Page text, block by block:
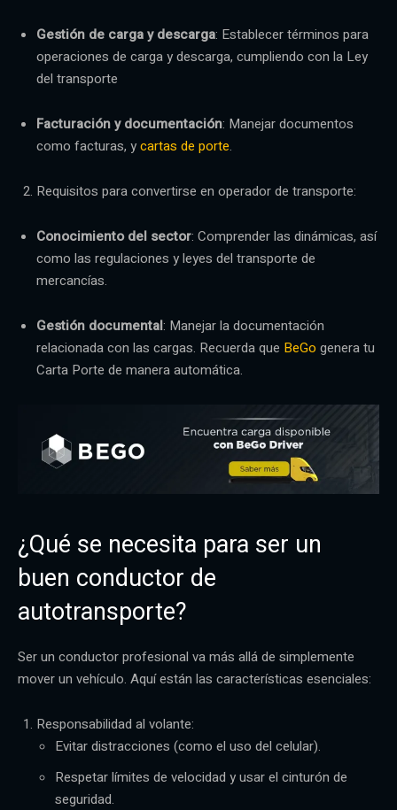
Gestión de carga y descarga: Establecer términos para
operaciones de carga y descarga, cumpliendo con la Ley
del transporte
Facturación y documentación: Manejar documentos
como facturas, ycartas de porte.
Requisitos para convertirse en operador de transporte:
Conocimiento del sector: Comprender las dinámicas, así
como las regulaciones y leyes del transporte de
mercancías.
Gestión documental: Manejar la documentación
relacionada con las cargas. Recuerda que BeGo genera tu
Carta Porte de manera automática.
¿Qué se necesita para ser un
buen conductor de
autotransporte?
Ser un conductor profesional va más allá de simplemente
mover un vehículo. Aquí están las características esenciales:
Responsabilidad al volante:
Evitar distracciones (como el uso del celular).
Respetar límites de velocidad y usar el cinturón de
seguridad.